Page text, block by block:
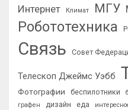
Интернет Климат МГУ
Робототехника
Связь Совет
Телескоп Джеймс Уэбб
Фотографии беспилотники
графен
дизайн еда